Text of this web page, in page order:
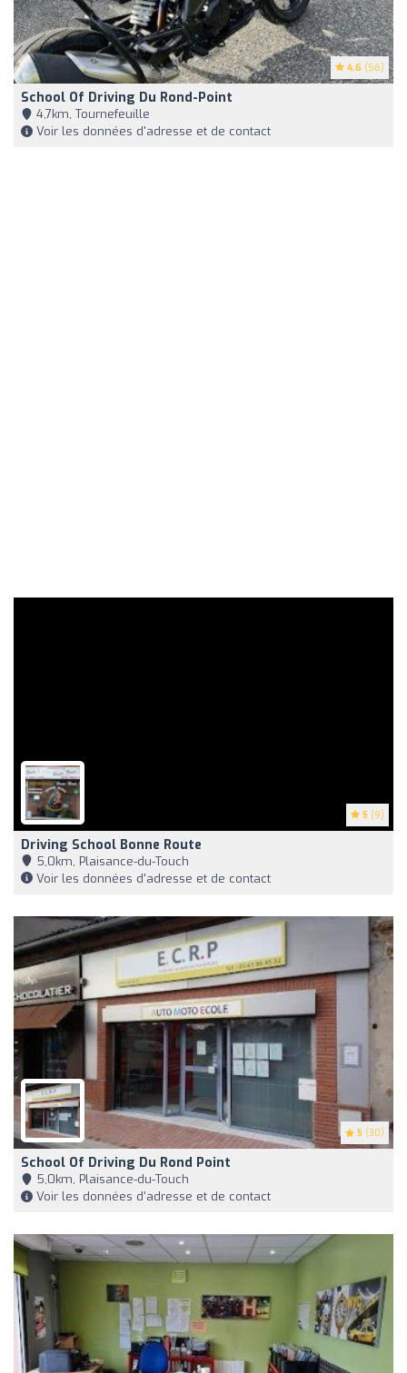
4.6 (56)
School Of Driving Du Rond-Point
4,7km, Tournefeuille
Voir les données d'adresse et de contact
5 (9)
Driving School Bonne Route
5,0km, Plaisance-du-Touch
Voir les données d'adresse et de contact
5 (30)
School Of Driving Du Rond Point
5,0km, Plaisance-du-Touch
Voir les données d'adresse et de contact